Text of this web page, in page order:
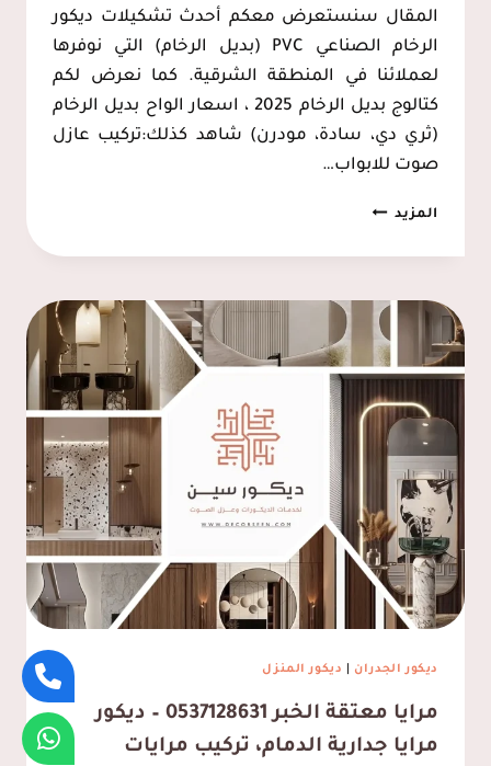
المقال سنستعرض معكم أحدث تشكيلات ديكور
الرخام الصناعي PVC (بديل الرخام) التي نوفرها
لعملائنا في المنطقة الشرقية. كما نعرض لكم
كتالوج بديل الرخام 2025 ، اسعار الواح بديل الرخام
(ثري دي، سادة، مودرن) شاهد كذلك:تركيب عازل
صوت للابواب…
المزيدبديل
خلفية
تلفزيون
بديل
الدمام،
ديكور
صناعي
PVC
الشرقية
2025
ديكور الجدران ديكور المنزل
مرايا معتقة الخبر 0537128631 – ديكور
مرايا جدارية الدمام، تركيب مرايات